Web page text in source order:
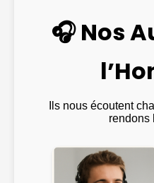
🎧 Nos
Ils nous écoutent
rendons